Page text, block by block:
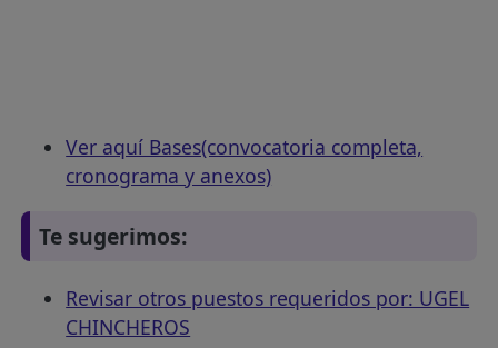
Ver aquí Bases(convocatoria completa,
cronograma y anexos)
Te sugerimos:
Revisar otros puestos requeridos por: UGEL
CHINCHEROS